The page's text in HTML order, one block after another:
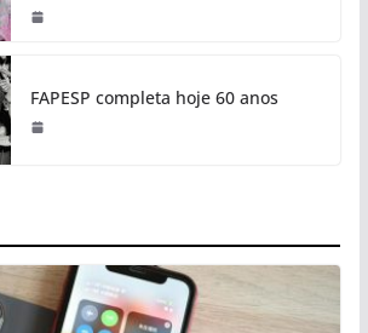
FAPESP completa hoje 60 anos